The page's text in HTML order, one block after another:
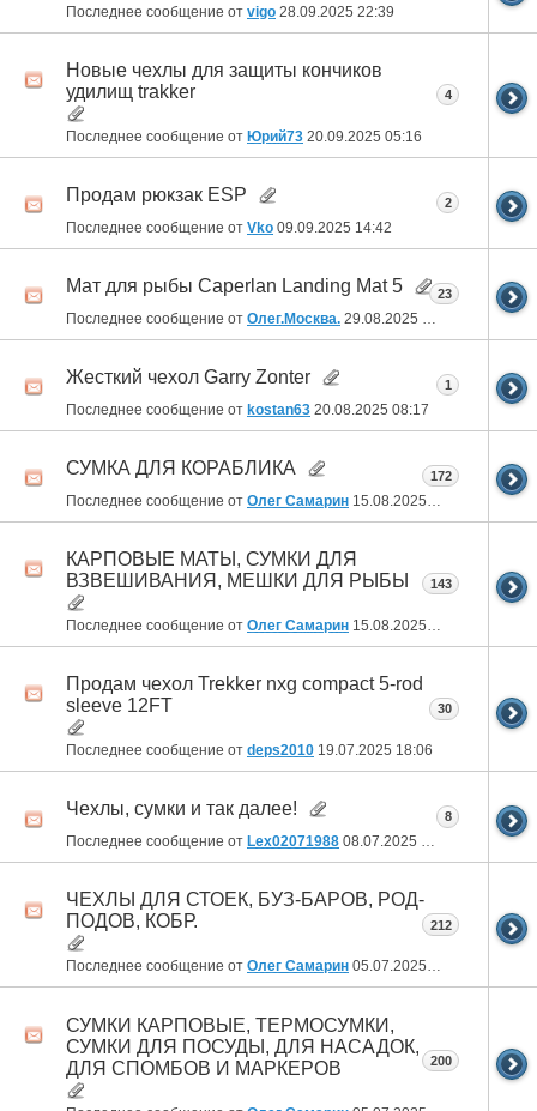
Последнее сообщение от vigo 28.09.2025 22:39
Новые чехлы для защиты кончиков
удилищ trakker
Последнее сообщение от Юрий73 20.09.2025 05:16
4
Продам рюкзак ESP
Последнее сообщение от Vko 09.09.2025 14:42
2
Мат для рыбы Caperlan Landing Mat 5
Последнее сообщение от Олег.Москва. 29.08.2025 03:03
23
Жесткий чехол Garry Zonter
Последнее сообщение от kostan63 20.08.2025 08:17
1
СУМКА ДЛЯ КОРАБЛИКА
Последнее сообщение от Олег Самарин 15.08.2025 06:27
172
КАРПОВЫЕ МАТЫ, СУМКИ ДЛЯ
ВЗВЕШИВАНИЯ, МЕШКИ ДЛЯ РЫБЫ
Последнее сообщение от Олег Самарин 15.08.2025 06:24
143
Продам чехол Trekker nxg compact 5-rod
sleeve 12FT
Последнее сообщение от deps2010 19.07.2025 18:06
30
Чехлы, сумки и так далее!
Последнее сообщение от Lex02071988 08.07.2025 03:43
8
ЧЕХЛЫ ДЛЯ СТОЕК, БУЗ-БАРОВ, РОД-
ПОДОВ, КОБР.
Последнее сообщение от Олег Самарин 05.07.2025 06:24
212
СУМКИ КАРПОВЫЕ, ТЕРМОСУМКИ,
СУМКИ ДЛЯ ПОСУДЫ, ДЛЯ НАСАДОК,
ДЛЯ СПОМБОВ И МАРКЕРОВ
200